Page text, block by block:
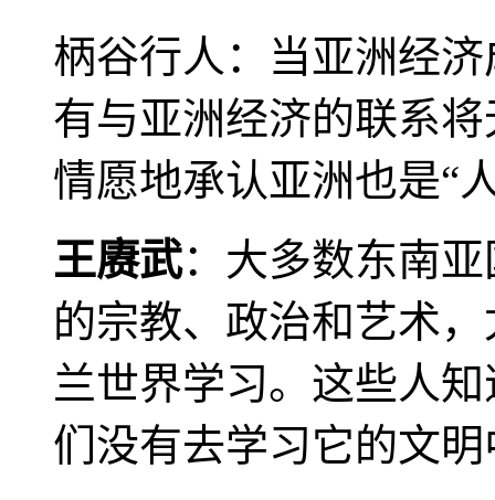
柄谷行人：当亚洲经
有与亚洲经济的联系
情愿地承认亚洲也是“
王赓武：大多数东南
的宗教、政治和艺术
兰世界学习。这些人
们没有去学习它的文